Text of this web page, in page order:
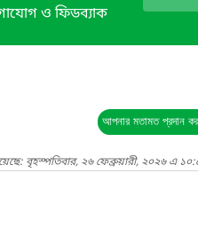
ও ফিডব্যাক
আপনার মতামত প্রদান
বৃহস্পতিবার, ২৬ ফেব্রুয়ারী, ২০২৬ এ